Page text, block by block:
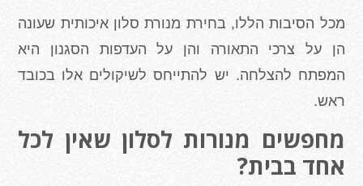
מכל הסיבות הללו, בחירת מנורת סלון איכותית שעונה
הן על צרכי התאורה והן על העדפות הסגנון היא
המפתח להצלחה. יש להתייחס לשיקולים אלו בכובד
ראש.
מחפשים מנורות לסלון שאין לכל
אחד בבית?